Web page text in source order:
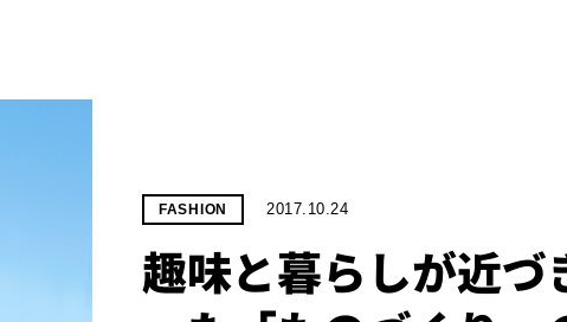
FASHION 2017.10.24
趣味と暮らしが近づ